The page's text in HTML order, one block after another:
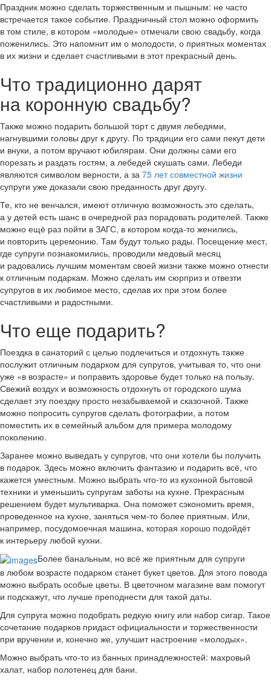
Праздник можно сделать торжественным и пышным: не часто
встречается такое событие. Праздничный стол можно оформить
в том стиле, в котором «молодые» отмечали свою свадьбу, когда
поженились. Это напомнит им о молодости, о приятных моментах
в их жизни и сделает счастливыми в этот прекрасный день.
Что традиционно дарят
на коронную свадьбу?
Также можно подарить большой торт с двумя лебедями,
нагнувшими головы друг к другу. По традиции его сами пекут дети
и внуки, а потом вручают юбилярам. Они должны сами его
порезать и раздать гостям, а лебедей скушать сами. Лебеди
являются символом верности, а за 75 лет совместной жизни
супруги уже доказали свою преданность друг другу.
Те, кто не венчался, имеют отличную возможность это сделать,
а у детей есть шанс в очередной раз порадовать родителей. Также
можно ещё раз пойти в ЗАГС, в котором когда-то женились,
и повторить церемонию. Там будут только рады. Посещение мест,
где супруги познакомились, проводили медовый месяц
и радовались лучшим моментам своей жизни также можно отнести
к отличным подаркам. Можно сделать им сюрприз и отвезти
супругов в их любимое место, сделав их при этом более
счастливыми и радостными.
Что еще подарить?
Поездка в санаторий с целью подлечиться и отдохнуть также
послужит отличным подарком для супругов, учитывая то, что они
уже «в возрасте» и поправить здоровье будет только на пользу.
Свежий воздух и возможность отдохнуть от городского шума
сделает эту поездку просто незабываемой и сказочной. Также
можно попросить супругов сделать фотографии, а потом
поместить их в семейный альбом для примера молодому
поколению.
Заранее можно выведать у супругов, что они хотели бы получить
в подарок. Здесь можно включить фантазию и подарить всё, что
кажется уместным. Можно выбрать что-то из кухонной бытовой
техники и уменьшить супругам заботы на кухне. Прекрасным
решением будет мультиварка. Она поможет сэкономить время,
проведенное на кухне, заняться чем-то более приятным. Или,
например, посудомоечная машина, которая хорошо подойдёт
к интерьеру любой кухни.
Более банальным, но всё же приятным для супруги
в любом возрасте подарком станет букет цветов. Для этого повода
можно выбрать особые цветы. В цветочном магазине вам помогут
и подскажут, что лучше преподнести для такой даты.
Для супруга можно подобрать редкую книгу или набор сигар. Такое
сочетание подарков придаст официальности и торжественности
при вручении и, конечно же, улучшит настроение «молодых».
Можно выбрать что-то из банных принадлежностей: махровый
халат, набор полотенец для бани.